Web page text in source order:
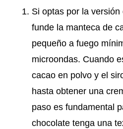
Si optas por la
funde la manteca de
pequeño a fuego
microondas. Cuando
cacao en polvo y el
hasta obtener una
paso es fundamental
chocolate tenga una